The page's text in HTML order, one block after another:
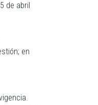
de abril
en